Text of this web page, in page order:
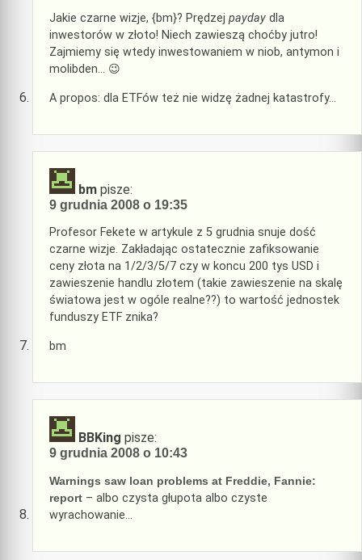
Jakie czarne wizje, {bm}? Prędzej payday dla
inwestorów w złoto! Niech zawieszą choćby jutro!
Zajmiemy się wtedy inwestowaniem w niob, antymon i
molibden… 😉
A propos: dla ETFów też nie widzę żadnej katastrofy…
bm pisze:
9 grudnia 2008 o 19:35
Profesor Fekete w artykule z 5 grudnia snuje dość
czarne wizje. Zakładając ostatecznie zafiksowanie
ceny złota na 1/2/3/5/7 czy w koncu 200 tys USD i
zawieszenie handlu złotem (takie zawieszenie na skalę
światowa jest w ogóle realne??) to wartość jednostek
funduszy ETF znika?
bm
BBKing pisze:
9 grudnia 2008 o 10:43
Warnings saw loan problems at Freddie, Fannie:
report – albo czysta głupota albo czyste
wyrachowanie…